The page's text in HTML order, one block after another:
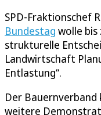
SPD-Fraktionschef
Bundestag wolle bis
strukturelle
Landwirtschaft
Entlastung“.
Der
weitere